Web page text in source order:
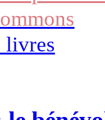
livres